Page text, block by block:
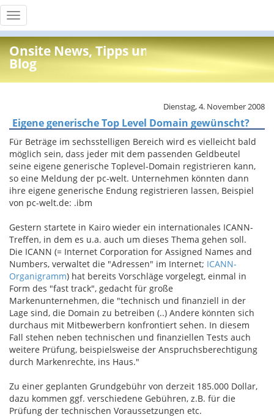
Toggle
navigation
Onsite News, Tipps und Info
Blog
Dienstag, 4. November 2008
Eigene generische Top Level Domain gewünscht?
Für Beträge im sechsstelligen Bereich wird es vielleicht bald
möglich sein, dass jeder mit dem passenden Geldbeutel
seine eigene generische Toplevel-Domain registrieren kann,
so eine Meldung der pc-welt. Unternehmen könnten dann
ihre eigene generische Endung registrieren lassen, Beispiel
von pc-welt.de: .ibm
Gestern startete in Kairo wieder ein internationales ICANN-
Treffen, in dem es u.a. auch um dieses Thema gehen soll.
Die ICANN (= Internet Corporation for Assigned Names and
Numbers, verwaltet die "Adressen" im Internet; ICANN-
Organigramm) hat bereits Vorschläge vorgelegt, einmal in
Form des "fast track", gedacht für große
Markenunternehmen, die "technisch und finanziell in der
Lage sind, die Domain zu betreiben (..) Andere könnten sich
durchaus mit Mitbewerbern konfrontiert sehen. In diesem
Fall stehen neben technischen und finanziellen Tests auch
weitere Prüfung, beispielsweise der Anspruchsberechtigung
durch Markenrechte, ins Haus."
Zu einer geplanten Grundgebühr von derzeit 185.000 Dollar,
dazu kommen ggf. verschiedene Gebühren, z.B. für die
Prüfung der technischen Voraussetzungen etc.